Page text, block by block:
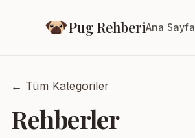
Pug RehberiAna Sayfa
← Tüm Kategoriler
Rehberler